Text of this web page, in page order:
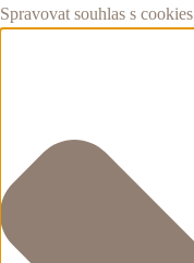
Spravovat souhlas s cookies